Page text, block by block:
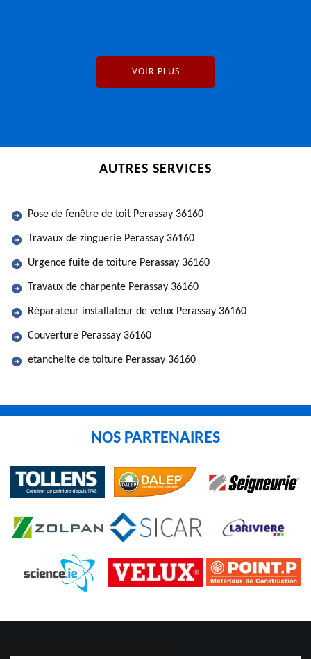
VOIR PLUS
AUTRES SERVICES
Pose de fenêtre de toit Perassay 36160
Travaux de zinguerie Perassay 36160
Urgence fuite de toiture Perassay 36160
Travaux de charpente Perassay 36160
Réparateur installateur de velux Perassay 36160
Couverture Perassay 36160
etancheite de toiture Perassay 36160
NOS PARTENAIRES